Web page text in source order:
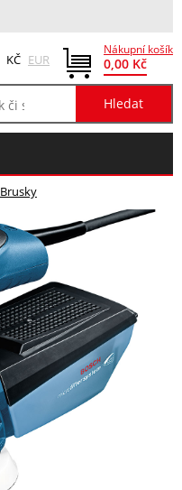
Nákupní košík
0,00 Kč
KČ EUR
Brusky